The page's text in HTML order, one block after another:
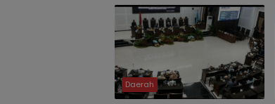
Daerah